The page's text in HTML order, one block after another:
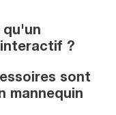
qu'un
interactif ?
sont
mannequin